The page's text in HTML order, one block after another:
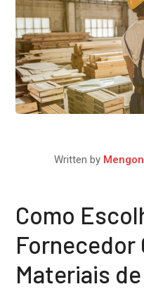
Written by
Como
Fornecedor
Materiais